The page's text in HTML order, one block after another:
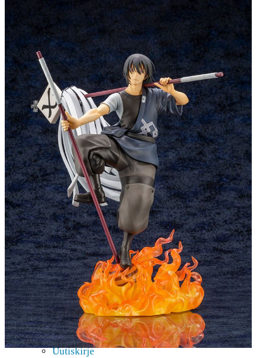
Mitä lahjaksi animefanille?
Viimeksi saapuneita
Myymälä & Showroom
Resurssit
Figuurien keräily harrastukse …
Tapahtumat
Anime-retket
Huomioitavia asioita
Anohana
Clannad
Elfen Lied
Fate/Stay Night & Fate/Zero
Haruhi Suzumiya
Higurashi
Kimi no Na Wa
Miss Kobayashi’s Dragon Maid
Oreimo
Sanasto
MMD
AMV
Akihabara-opas
Shoppailua Akibassa
Pepakura
Mobiilipelaaminen
Ota yhteyttä
Usein Kysyttyä
Lisätietoja ennakkotilauksist …
Etsitkö jotakin tiettyä?
Tilauksen peruminen
Uutiskirje